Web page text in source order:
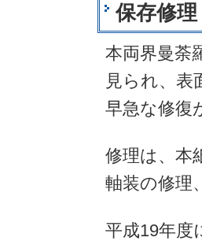
保存修理
本両界曼荼
見られ、表
早急な修復
修理は、本
軸装の修理
平成19年度